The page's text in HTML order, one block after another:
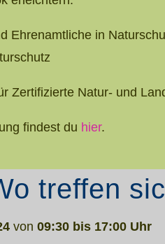
Ehrenamtliche in
Zertifizierte Natur- und
findest du hier.
treffen
von 09:30 bis 17:00 Uhr